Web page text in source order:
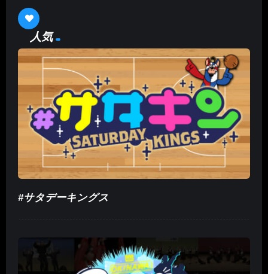
人気
#サタデーキングス